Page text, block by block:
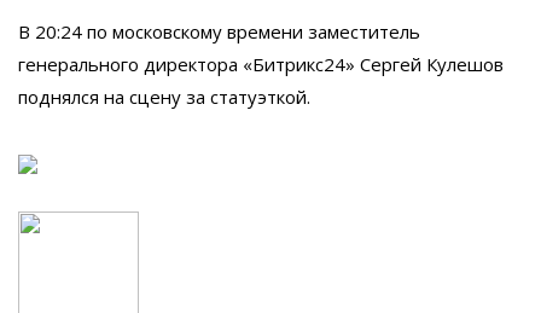
В 20:24 по московскому времени заместитель
генерального директора «Битрикс24» Сергей Кулешов
поднялся на сцену за статуэткой.